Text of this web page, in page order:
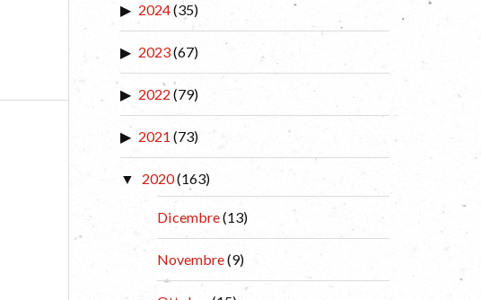
2024(35)
2023(67)
2022 (79)
2021 (73)
2020(163)
Dicembre(13)
Novembre(9)